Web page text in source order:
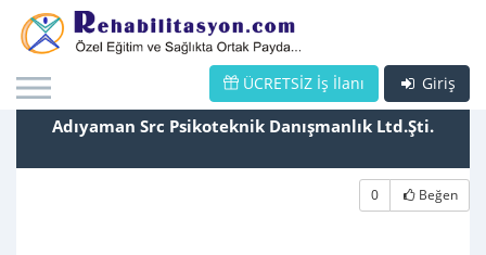
Giriş
ÜCRETSİZ İş İlanı
Adıyaman Src Psikoteknik Danışmanlık Ltd.Şti.
0 Beğen